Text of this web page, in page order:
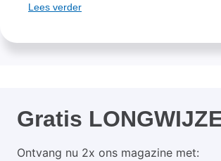
Lees verder
Gratis
Ontvang nu 2x ons magazine met: